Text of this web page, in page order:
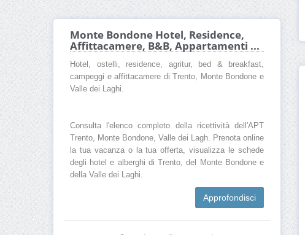
Monte Bondone Hotel, Residence,
Affittacamere, B&B, Appartamenti ...
Hotel, ostelli, residence, agritur, bed & breakfast,
campeggi e affittacamere di Trento, Monte Bondone e
Valle dei Laghi.
Consulta l'elenco completo della ricettività dell'APT
Trento, Monte Bondone, Valle dei Lagh. Prenota online
la tua vacanza o la tua offerta, visualizza le schede
degli hotel e alberghi di Trento, del Monte Bondone e
della Valle dei Laghi.
Approfondisci